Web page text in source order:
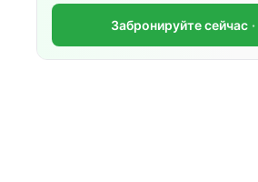
Забронируйте сейчас